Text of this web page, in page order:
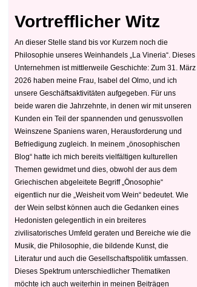
Vortrefflicher Witz
An dieser Stelle stand bis vor Kurzem noch die
Philosophie unseres Weinhandels „La Vineria“. Dieses
Unternehmen ist mittlerweile Geschichte: Zum 31. März
2026 haben meine Frau, Isabel del Olmo, und ich
unsere Geschäftsaktivitäten aufgegeben. Für uns
beide waren die Jahrzehnte, in denen wir mit unseren
Kunden ein Teil der spannenden und genussvollen
Weinszene Spaniens waren, Herausforderung und
Befriedigung zugleich. In meinem „önosophischen
Blog“ hatte ich mich bereits vielfältigen kulturellen
Themen gewidmet und dies, obwohl der aus dem
Griechischen abgeleitete Begriff „Önosophie“
eigentlich nur die „Weisheit vom Wein“ bedeutet. Wie
der Wein selbst können auch die Gedanken eines
Hedonisten gelegentlich in ein breiteres
zivilisatorisches Umfeld geraten und Bereiche wie die
Musik, die Philosophie, die bildende Kunst, die
Literatur und auch die Gesellschaftspolitik umfassen.
Dieses Spektrum unterschiedlicher Thematiken
möchte ich auch weiterhin in meinen Beiträgen